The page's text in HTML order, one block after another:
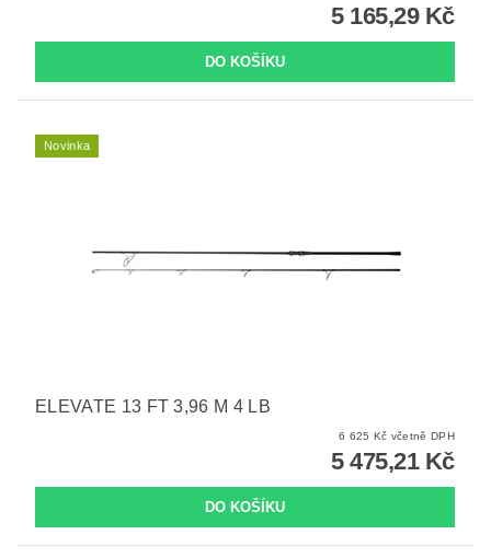
5 165,29 Kč
Novinka
ELEVATE 13 FT 3,96 M 4 LB
6 625 Kč včetně DPH
5 475,21 Kč